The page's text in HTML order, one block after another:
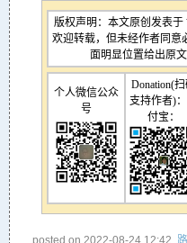
版权声明：本文原创发表于
欢迎转载，但未经作者同意
面明显位置给出原
个人微信公众
号
Donation(
支持作者)
付宝：
posted on 2022-08-24 12:42